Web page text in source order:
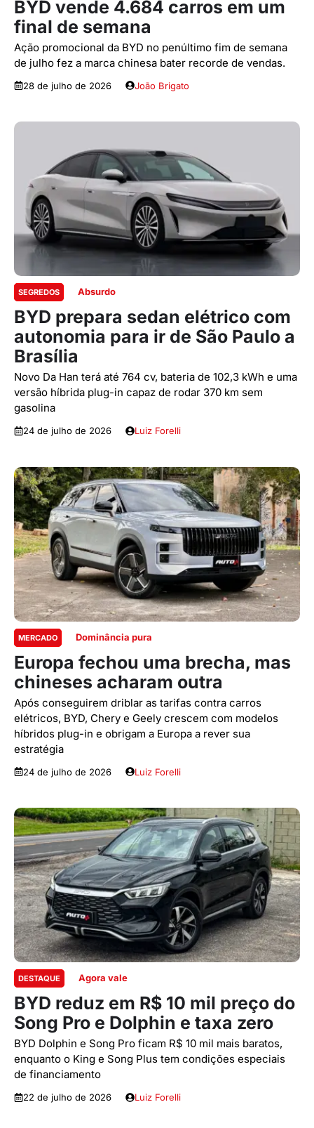
BYD vende 4.684 carros em um
final de semana
Ação promocional da BYD no penúltimo fim de semana
de julho fez a marca chinesa bater recorde de vendas.
28 de julho de 2026 João Brigato
SEGREDOS Absurdo
BYD prepara sedan elétrico com
autonomia para ir de São Paulo a
Brasília
Novo Da Han terá até 764 cv, bateria de 102,3 kWh e uma
versão híbrida plug-in capaz de rodar 370 km sem
gasolina
24 de julho de 2026 Luiz Forelli
MERCADO Dominância pura
Europa fechou uma brecha, mas
chineses acharam outra
Após conseguirem driblar as tarifas contra carros
elétricos, BYD, Chery e Geely crescem com modelos
híbridos plug-in e obrigam a Europa a rever sua
estratégia
24 de julho de 2026 Luiz Forelli
DESTAQUE Agora vale
BYD reduz em R$ 10 mil preço do
Song Pro e Dolphin e taxa zero
BYD Dolphin e Song Pro ficam R$ 10 mil mais baratos,
enquanto o King e Song Plus tem condições especiais
de financiamento
22 de julho de 2026 Luiz Forelli